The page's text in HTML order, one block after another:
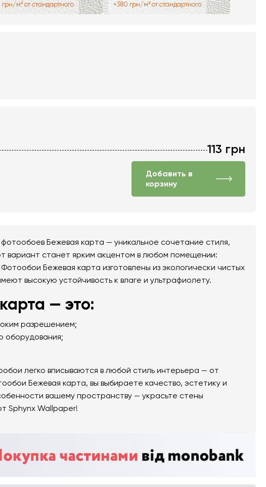
грн/м² от стандартного +380 грн/м² от стандартного
113 грн
Добавить в
корзину
Бежевая карта — уникальное сочетание стиля,
вариант станет ярким акцентом в любом помещении:
Бежевая карта изготовлены из экологически чистых
высокую устойчивость к влаге и ультрафиолету.
— это:
разрешением;
оборудования;
легко вписываются в любой стиль интерьера — от
Бежевая карта, вы выбираете качество, эстетику и
вашему пространству — украсьте стены
Sphynx Wallpaper!